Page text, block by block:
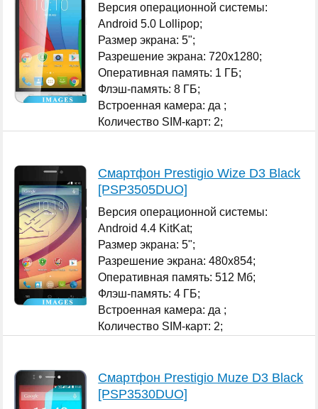
Версия операционной системы:
Android 5.0 Lollipop;
Размер экрана: 5";
Разрешение экрана: 720x1280;
Оперативная память: 1 ГБ;
Флэш-память: 8 ГБ;
Встроенная камера: да ;
Количество SIM-карт: 2;
Смартфон Prestigio Wize D3 Black
[PSP3505DUO]
Версия операционной системы:
Android 4.4 KitKat;
Размер экрана: 5";
Разрешение экрана: 480x854;
Оперативная память: 512 Мб;
Флэш-память: 4 ГБ;
Встроенная камера: да ;
Количество SIM-карт: 2;
Смартфон Prestigio Muze D3 Black
[PSP3530DUO]